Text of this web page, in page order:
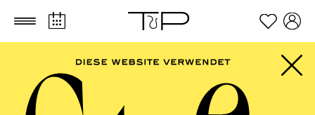
Zum Hauptinhalt springen Zum Footer springen
Alles Beethoven
mit Igor Levit
Philharmonie Essen, Kölner Philharmonie,